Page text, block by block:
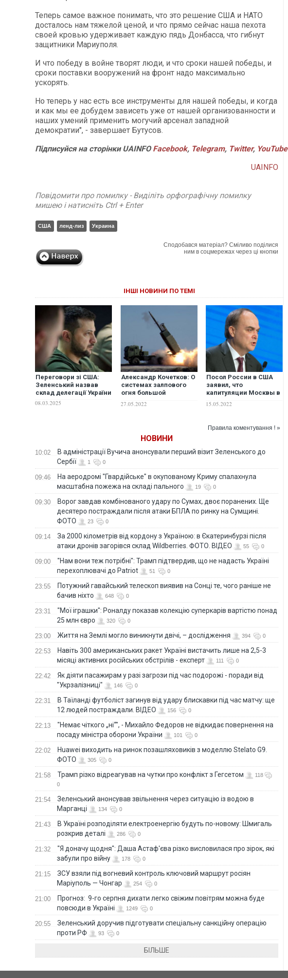
Теперь самое важное понимать, что это решение США и НАТО
досталось нам тяжелой ценой, и что прямо сейчас наша пехота
своей кровью удерживает каждую пядь Донбасса, что гибнут
защитники Мариуполя.
И что победу в войне творят люди, и что сроки нашей победы, и
сроки поставки вооружений на фронт надо максимально
ускорять.
Но теперь у нас есть все инструменты для нашей победы, и когда
и как мы ее добудем зависеть уже от нашей организованности и
наших умений применить могучий арсенал западной
демократии", - завершает Бутусов.
Підписуйся на сторінки UAINFO Facebook, Telegram, Twitter, YouTube
UAINFO
Повідомити про помилку - Виділіть орфографічну помилку
мишею і натисніть Ctrl + Enter
США ленд-лиз Украина
Сподобався матеріал? Сміливо поділися
ним в соцмережах через ці кнопки
ІНШІ НОВИНИ ПО ТЕМІ
Переговори зі США:
Зеленський назвав
склад делегації України
08.03.2025
Александр Кочетков: О
системах залпового
огня большой
"нам не дают"
27.05.2022
Посол России в США
заявил, что
капитуляции Москвы в
15.05.2022
Правила коментування ! »
НОВИНИ
10:02
В адміністрації Вучича анонсували перший візит Зеленського до
Сербії
1 0
09:46
На аеродромі "Гвардійське" в окупованому Криму спалахнула
масштабна пожежа на складі пального
19 0
09:30
Ворог завдав комбінованого удару по Сумах, двоє поранених. Ще
десятеро постраждали після атаки БПЛА по ринку на Сумщині.
ФОТО
23 0
09:14
За 2000 кілометрів від кордону з Україною: в Єкатеринбурзі після
атаки дронів загорівся склад Wildberries. ФОТО. ВІДЕО
55 0
09:00
"Нам вони теж потрібні": Трамп підтвердив, що не надасть Україні
перехоплювачі до Patriot
51 0
23:55
Потужний гавайський телескоп виявив на Сонці те, чого раніше не
бачив ніхто
648 0
23:31
"Мої іграшки": Роналду показав колекцію суперкарів вартістю понад
25 млн євро
320 0
23:00 Життя на Землі могло виникнути двічі, – дослідження 394 0
22:53
Навіть 300 американських ракет Україні вистачить лише на 2,5-3
місяці активних російських обстрілів - експерт
111 0
22:42
Як діяти пасажирам у разі загрози під час подорожі - поради від
"Укрзалізниці"
146 0
22:31
В Таїланді футболіст загинув від удару блискавки під час матчу: ще
12 людей постраждали. ВІДЕО
156 0
22:13
"Немає чіткого „ні“", - Михайло Федоров не відкидає повернення на
посаду міністра оборони України
101 0
22:02
Huawei виходить на ринок позашляховиків з моделлю Stelato G9.
ФОТО
305 0
21:58 Трамп різко відреагував на чутки про конфлікт з Гегсетом
118
0
21:54
Зеленський анонсував звільнення через ситуацію із водою в
Марганці
134 0
21:43
В Україні розподіляти електроенергію будуть по-новому: Шмигаль
розкрив деталі
286 0
21:32
"Я доначу щодня": Даша Астаф'єва різко висловилася про зірок, які
забули про війну
178 0
21:15
ЗСУ взяли під вогневий контроль ключовий маршрут росіян
Маріуполь — Чонгар
254 0
21:00
Прогноз: 9-го серпня дихати легко свіжим повітрям можна буде
повсюди в Україні
1249 0
20:55
Зеленський доручив підготувати спеціальну санкційну операцію
проти РФ
93 0
БІЛЬШЕ